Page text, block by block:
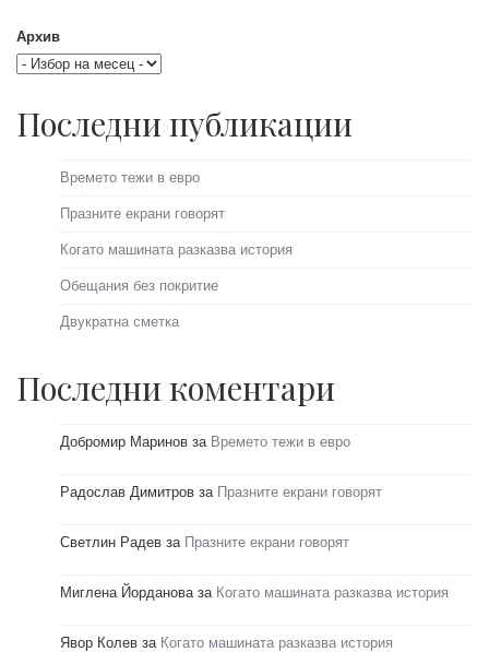
Архив
Последни публикации
Времето тежи в евро
Празните екрани говорят
Когато машината разказва история
Обещания без покритие
Двукратна сметка
Последни коментари
Добромир Маринов за Времето тежи в евро
Радослав Димитров за Празните екрани говорят
Светлин Радев за Празните екрани говорят
Миглена Йордановаза Когато машината разказва история
Явор Колев за Когато машината разказва история